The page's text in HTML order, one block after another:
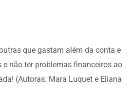
que gastam além da conta e
não ter problemas financeiros ao
(Autoras: Mara Luquet e Eliana